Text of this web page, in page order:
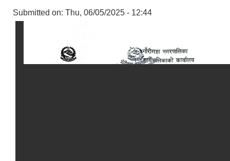
Submitted on: Thu, 06/05/2025 - 12:44